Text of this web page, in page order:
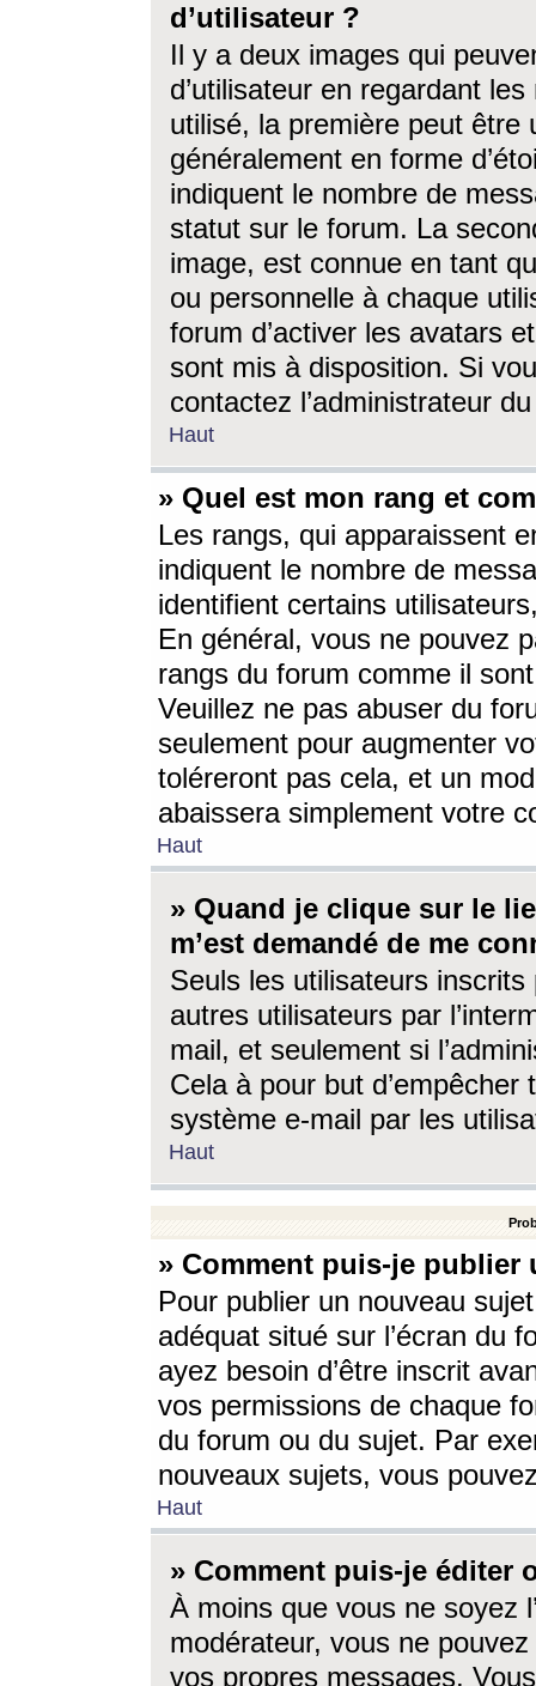
d’utilisateur ?
Il y a deux images qui
d’utilisateur en regardant
utilisé, la première peut être
généralement en forme
indiquent le nombre de
statut sur le forum. La
image, est connue en tant
ou personnelle à chaque
forum d’activer les avatars
sont mis à disposition. Si
contactez l’administrateur
Haut
» Quel est mon rang et
Les rangs, qui apparaissent
indiquent le nombre de
identifient certains
En général, vous ne pouvez
rangs du forum comme il
Veuillez ne pas abuser du
seulement pour augmenter
toléreront pas cela, et un
abaissera simplement votre
Haut
» Quand je clique sur le
m’est demandé de me
Seuls les utilisateurs
autres utilisateurs par
mail, et seulement si
Cela à pour but
système e-mail par les
Haut
» Comment puis-je
Pour publier un nouveau
adéquat situé sur l’écran du
ayez besoin d’être inscrit
vos permissions de chaque
du forum ou du sujet. Par
nouveaux sujets, vous
Haut
» Comment puis-je éditer
À moins que vous ne soyez
modérateur, vous ne
vos propres messages.